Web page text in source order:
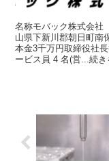
名称モバック株式会社
山県下新川郡朝日町南
本金3千万円取締役社
ービス員 4 名(営...続き